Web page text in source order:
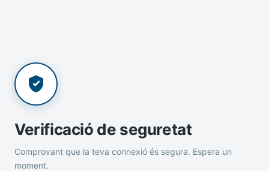
Verificació de seguretat
Comprovant que la teva connexió és segura. Espera un
moment.